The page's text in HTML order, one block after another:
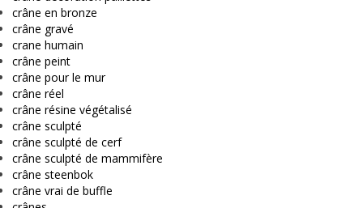
crâne en bronze
crâne gravé
crane humain
crâne peint
crâne pour le mur
crâne réel
crâne résine végétalisé
crâne sculpté
crâne sculpté de cerf
crâne sculpté de mammifère
crâne steenbok
crâne vrai de buffle